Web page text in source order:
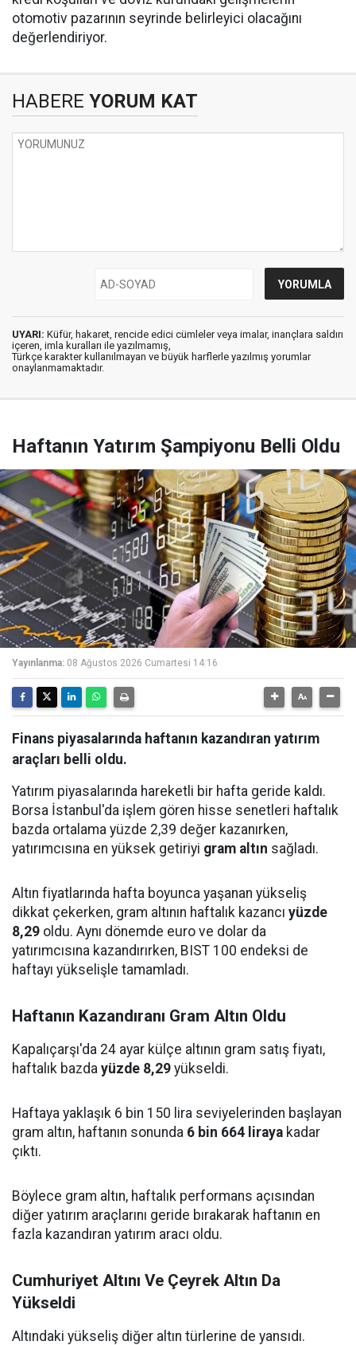
otomotiv pazarının seyrinde belirleyici olacağını
değerlendiriyor.
HABERE YORUM KAT
UYARI: Küfür, hakaret, rencide edici cümleler veya imalar, inançlara saldırı
içeren, imla kuralları ile yazılmamış,
Türkçe karakter kullanılmayan ve büyük harflerle yazılmış yorumlar
onaylanmamaktadır.
Haftanın Yatırım Şampiyonu Belli Oldu
Yayınlanma: 08 Ağustos 2026 Cumartesi 14:16
Finans piyasalarında haftanın kazandıran yatırım
araçları belli oldu.
Yatırım piyasalarında hareketli bir hafta geride kaldı.
Borsa İstanbul'da işlem gören hisse senetleri haftalık
bazda ortalama yüzde 2,39 değer kazanırken,
yatırımcısına en yüksek getiriyi gram altın sağladı.
Altın fiyatlarında hafta boyunca yaşanan yükseliş
dikkat çekerken, gram altının haftalık kazancı yüzde
8,29 oldu. Aynı dönemde euro ve dolar da
yatırımcısına kazandırırken, BIST 100 endeksi de
haftayı yükselişle tamamladı.
Haftanın Kazandıranı Gram Altın Oldu
Kapalıçarşı'da 24 ayar külçe altının gram satış fiyatı,
haftalık bazda yüzde 8,29 yükseldi.
Haftaya yaklaşık 6 bin 150 lira seviyelerinden başlayan
gram altın, haftanın sonunda 6 bin 664 liraya kadar
çıktı.
Böylece gram altın, haftalık performans açısından
diğer yatırım araçlarını geride bırakarak haftanın en
fazla kazandıran yatırım aracı oldu.
Cumhuriyet Altını Ve Çeyrek Altın Da
Yükseldi
Altındaki yükseliş diğer altın türlerine de yansıdı.